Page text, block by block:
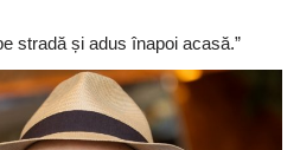
stradă și adus înapoi acasă.”